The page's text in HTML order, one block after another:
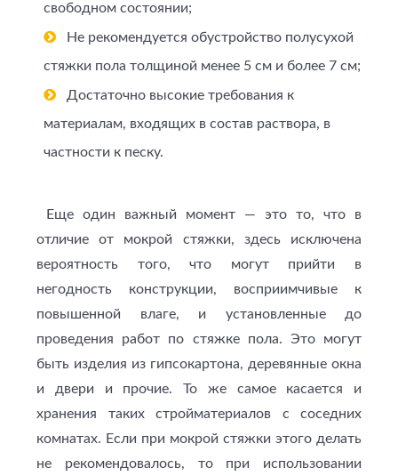
свободном состоянии;
Не рекомендуется обустройство полусухой
стяжки пола толщиной менее 5 см и более 7 см;
Достаточно высокие требования к
материалам, входящих в состав раствора, в
частности к песку.
Еще один важный момент — это то, что в
отличие от мокрой стяжки, здесь исключена
вероятность того, что могут прийти в
негодность конструкции, восприимчивые к
повышенной влаге, и установленные до
проведения работ по стяжке пола. Это могут
быть изделия из гипсокартона, деревянные окна
и двери и прочие. То же самое касается и
хранения таких стройматериалов с соседних
комнатах. Если при мокрой стяжки этого делать
не рекомендовалось, то при использовании